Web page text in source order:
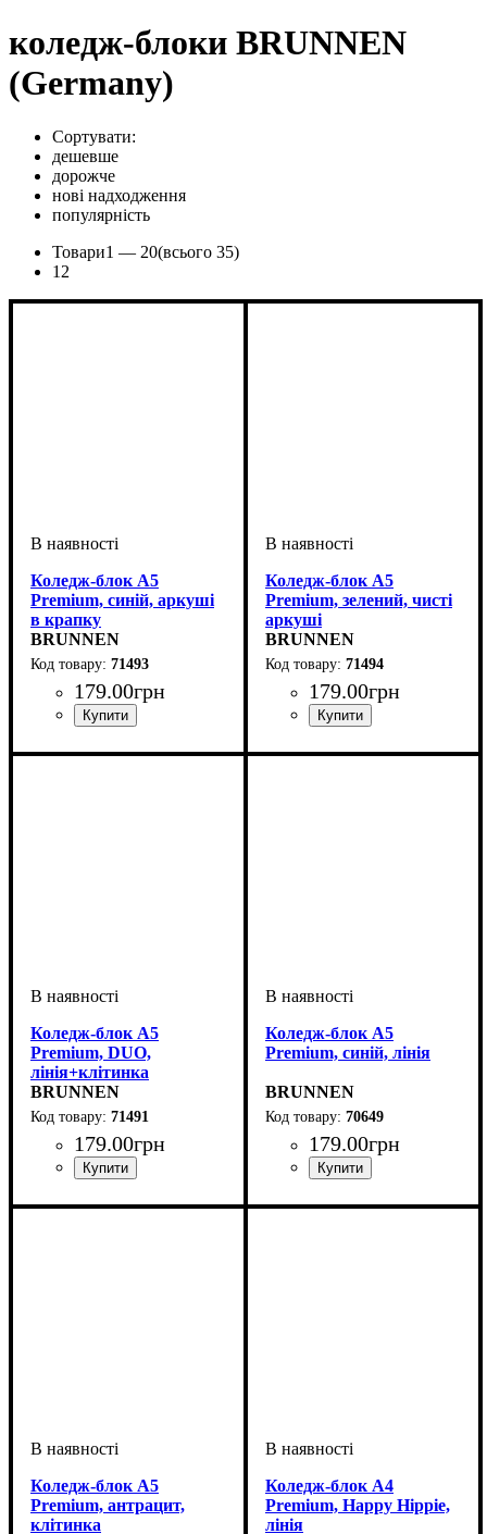
коледж-блоки BRUNNEN
(Germany)
Сортувати:
дешевше
дорожче
нові надходження
популярність
Товари1 — 20(всього 35)
1 2
Коледж-блок А5
Premium, синій, аркуші
в крапку
BRUNNEN
71493
179.00грн
Коледж-блок А5
Premium, зелений, чисті
аркуші
BRUNNEN
71494
179.00грн
Коледж-блок А5
Premium, DUO,
лінія+клітинка
BRUNNEN
71491
179.00грн
Коледж-блок А5
Premium, синій, лінія
BRUNNEN
70649
179.00грн
Коледж-блок А5
Premium, антрацит,
клітинка
Коледж-блок А4
Premium, Happy Hippie,
лінія